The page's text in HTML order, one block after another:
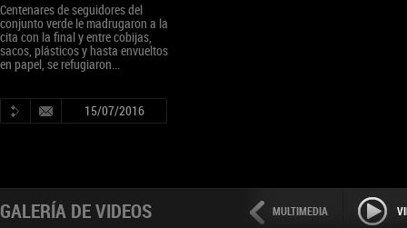
Centenares de seguidores del
conjunto verde le madrugaron a la
cita con la final y entre cobijas,
sacos, plásticos y hasta envueltos
en papel, se refugiaron...
15/07/2016
MULTIMEDIA
GALERÍA DE VIDEOS